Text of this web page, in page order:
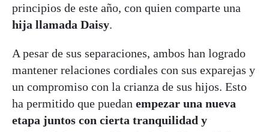
principios de este año, con quien comparte una
hija llamada Daisy.
A pesar de sus separaciones, ambos han logrado
mantener relaciones cordiales con sus exparejas y
un compromiso con la crianza de sus hijos. Esto
ha permitido que puedan empezar una nueva
etapa juntos con cierta tranquilidad y